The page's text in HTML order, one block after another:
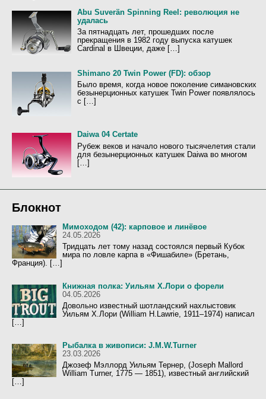
Abu Suverän Spinning Reel: революция не
удалась
За пятнадцать лет, прошедших после
прекращения в 1982 году выпуска катушек
Cardinal в Швеции, даже […]
Shimano 20 Twin Power (FD): обзор
Было время, когда новое поколение симановских
безынерционных катушек Twin Power появлялось
с […]
Daiwa 04 Certate
Рубеж веков и начало нового тысячелетия стали
для безынерционных катушек Daiwa во многом
[…]
Блокнот
Мимоходом (42): карповое и линёвое
24.05.2026
Тридцать лет тому назад состоялся первый Кубок
мира по ловле карпа в «Фишабиле» (Бретань,
Франция). […]
Книжная полка: Уильям Х.Лори о форели
04.05.2026
Довольно известный шотландский нахлыстовик
Уильям Х.Лори (William H.Lawrie, 1911–1974) написал
[…]
Рыбалка в живописи: J.M.W.Turner
23.03.2026
Джозеф Мэллорд Уильям Тернер, (Joseph Mallord
William Turner, 1775 — 1851), известный английский
[…]